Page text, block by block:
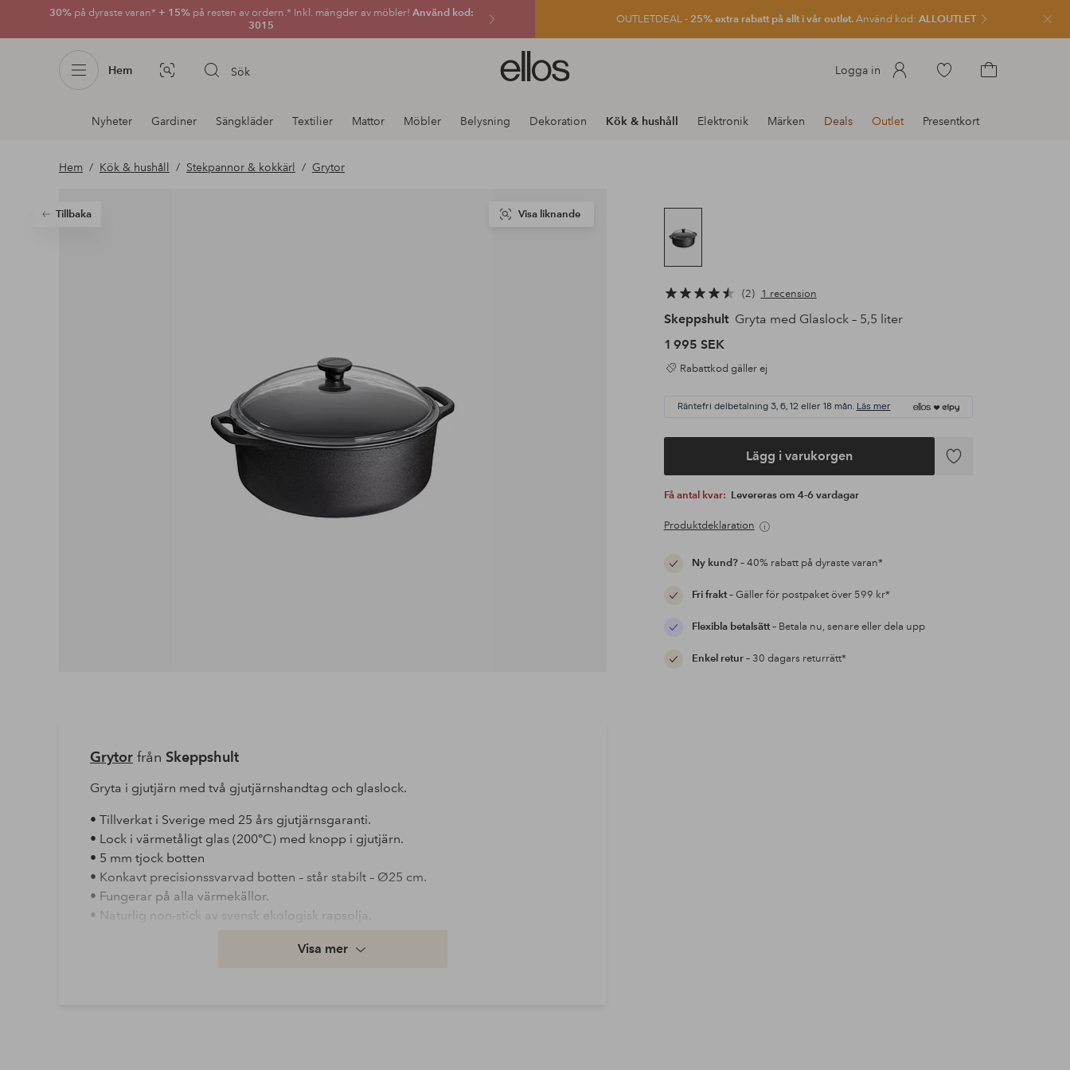
30% på dyraste varan* + 15% på resten av ordern.* Inkl. mängder av möbler! Använd kod:
3015
OUTLETDEAL - 25% extra rabatt på allt i vår outlet.Använd kod: ALLOUTLET
Hem Bildsök Sök
Ellos
logotyp
gå
Logga in
Gå
produkterkundvagnen
Avdelnings
navigation
Nyheter Gardiner Sängkläder Textilier Mattor Möbler Belysning Dekoration Kök & hushåll Elektronik Märken Deals Outlet Presentkort
Hem Kök & hushåll Stekpannor & kokkärl Grytor
Tillbaka Visa liknande
2 1 recension
Skeppshult Gryta med Glaslock – 5,5 liter
1 995 SEK
Rabattkod gäller ej
Räntefri delbetalning 3, 6, 12 eller 18 mån. Läs mer
Lägg i varukorgen
Lägg
Få antal kvar: Levereras om 4-6 vardagar
Produktdeklaration
Ny kund?– 40% rabatt på dyraste varan*
Fri frakt– Gäller för postpaket över 599 kr*
Flexibla betalsätt– Betala nu, senare eller dela upp
Enkel retur– 30 dagars returrätt*
Grytorfrån Skeppshult
Gryta i gjutjärn med två gjutjärnshandtag och glaslock.
• Tillverkat i Sverige med 25 års gjutjärnsgaranti.
• Lock i värmetåligt glas (200°C) med knopp i gjutjärn.
• 5 mm tjock botten
• Konkavt precisionssvarvad botten – står stabilt – Ø25 cm.
• Fungerar på alla värmekällor.
• Naturlig non-stick av svensk ekologisk rapsolja.
Visa mer